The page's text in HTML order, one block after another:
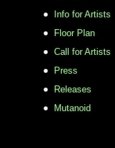
Info for Artists
Floor Plan
Call for Artists
Press
Releases
Mutanoid